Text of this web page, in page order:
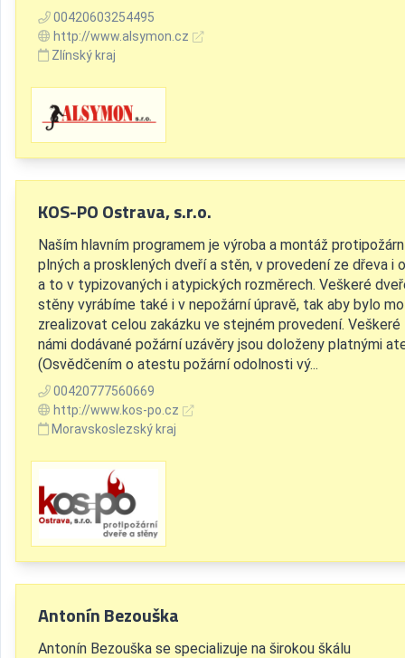
00420603254495
http://www.alsymon.cz
Zlínský kraj
KOS-PO Ostrava, s.r.o.
Naším hlavním programem je výroba a montáž
plných a prosklených dveří a stěn, v provedení ze dřeva i
a to v typizovaných i atypických rozměrech. Veškeré
stěny vyrábíme také i v nepožární úpravě, tak aby bylo
zrealizovat celou zakázku ve stejném provedení. Veškeré
námi dodávané požární uzávěry jsou doloženy platnými
(Osvědčením o atestu požární odolnosti vý...
00420777560669
http://www.kos-po.cz
Moravskoslezský kraj
Antonín Bezouška
Antonín Bezouška se specializuje na širokou škálu